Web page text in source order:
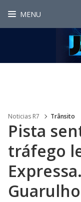
MENU
Noticias R7 Trânsito
Pista
tráfego